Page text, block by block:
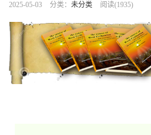
2025-05-03 分类： 未分类 阅读(1935)